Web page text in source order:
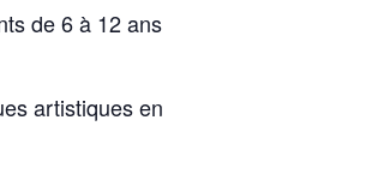
de 6 à 12 ans
artistiques en